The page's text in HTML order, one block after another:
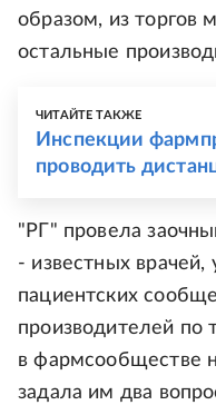
образом, из торгов
остальные
ЧИТАЙТЕ ТАКЖЕ
Инспекции
проводить
"РГ" провела
- известных врачей,
пациентских
производителей по
в фармсообществе
задала им два